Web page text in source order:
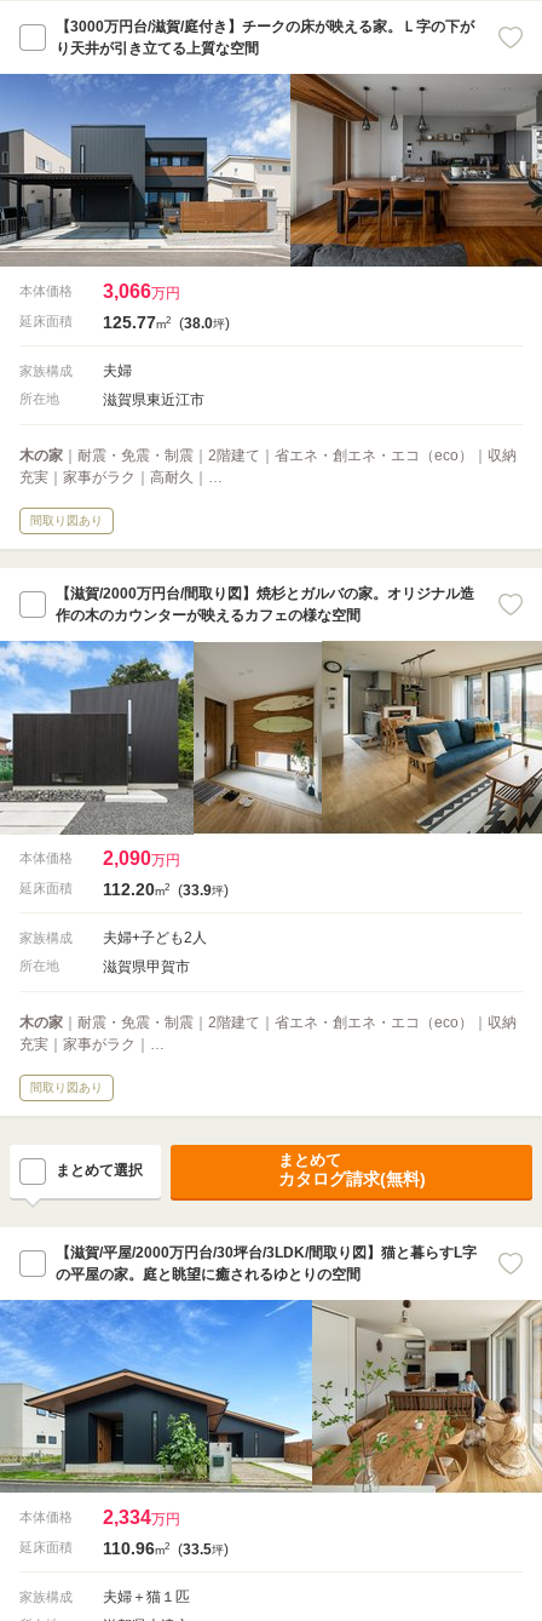
【3000万円台/滋賀/庭付き】チークの床が映える家。Ｌ字の下が
り天井が引き立てる上質な空間
本体価格 3,066万円
延床面積 125.77m2 (38.0坪)
家族構成 夫婦
所在地 滋賀県東近江市
木の家 ｜耐震・免震・制震｜2階建て｜省エネ・創エネ・エコ（eco）｜収納
充実｜家事がラク｜高耐久｜…
間取り図あり
【滋賀/2000万円台/間取り図】焼杉とガルバの家。オリジナル造
作の木のカウンターが映えるカフェの様な空間
本体価格 2,090万円
延床面積 112.20m2 (33.9坪)
家族構成 夫婦+子ども2人
所在地 滋賀県甲賀市
木の家 ｜耐震・免震・制震｜2階建て｜省エネ・創エネ・エコ（eco）｜収納
充実｜家事がラク｜…
間取り図あり
まとめて選択
まとめて
カタログ請求(無料)
【滋賀/平屋/2000万円台/30坪台/3LDK/間取り図】猫と暮らすL字
の平屋の家。庭と眺望に癒されるゆとりの空間
本体価格 2,334万円
延床面積 110.96m2 (33.5坪)
家族構成 夫婦＋猫１匹